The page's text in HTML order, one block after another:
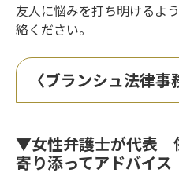
友人に悩みを打ち明けるよ
絡ください。
〈ブランシュ法律事
▼女性弁護士が代表｜
寄り添ってアドバイス